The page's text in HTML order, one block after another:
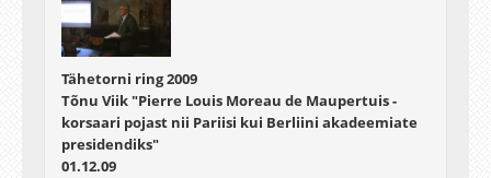
Tähetorni ring 2009
Tõnu Viik "Pierre Louis Moreau de Maupertuis -
korsaari pojast nii Pariisi kui Berliini akadeemiate
presidendiks"
01.12.09